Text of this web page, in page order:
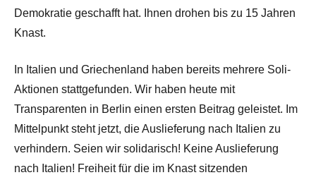
Demokratie geschafft hat. Ihnen drohen bis zu 15 Jahren
Knast.
In Italien und Griechenland haben bereits mehrere Soli-
Aktionen stattgefunden. Wir haben heute mit
Transparenten in Berlin einen ersten Beitrag geleistet. Im
Mittelpunkt steht jetzt, die Auslieferung nach Italien zu
verhindern. Seien wir solidarisch! Keine Auslieferung
nach Italien! Freiheit für die im Knast sitzenden